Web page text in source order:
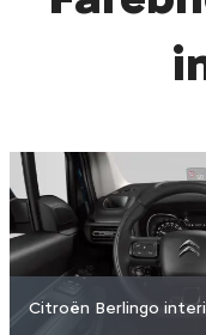
Citroën Berlingo